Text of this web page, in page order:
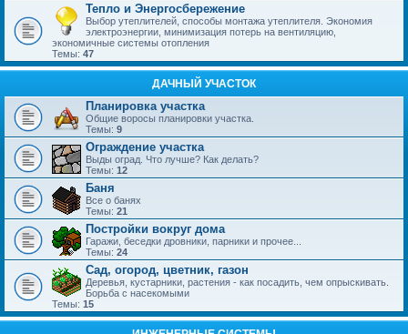
Тепло и Энергосбережение
Выбор утеплителей, способы монтажа утеплителя. Экономия
электроэнергии, минимизация потерь на вентиляцию,
экономичные системы отопления
Темы: 47
ДАЧНЫЙ УЧАСТОК
Планировка участка
Общие воросы планировки участка.
Темы: 9
Ограждение участка
Выды оград. Что лучше? Как делать?
Темы: 12
Баня
Все о банях
Темы: 21
Постройки вокруг дома
Гаражи, беседки дровники, парники и прочее...
Темы: 24
Сад, огород, цветник, газон
Деревья, кустарники, растения - как посадить, чем опрыскивать.
Борьба с насекомыми
Темы: 15